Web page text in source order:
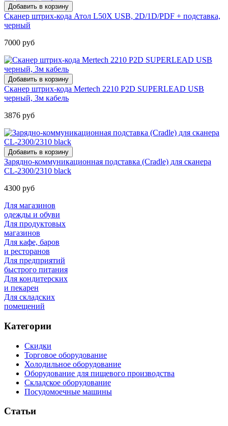
Сканер штрих-кода Атол L50X USB, 2D/1D/PDF + подставка,
черный
7000 руб
Сканер штрих-кода Mertech 2210 P2D SUPERLEAD USB
черный, 3м кабель
3876 руб
Зарядно-коммуникационная подставка (Cradle) для сканера
CL-2300/2310 black
4300 руб
Для магазинов
одежды и обуви
Для продуктовых
магазинов
Для кафе, баров
и ресторанов
Для предприятий
быстрого питания
Для кондитерских
и пекарен
Для складских
помещений
Категории
Скидки
Торговое оборудование
Холодильное оборудование
Оборудование для пищевого производства
Складское оборудование
Посудомоечные машины
Статьи